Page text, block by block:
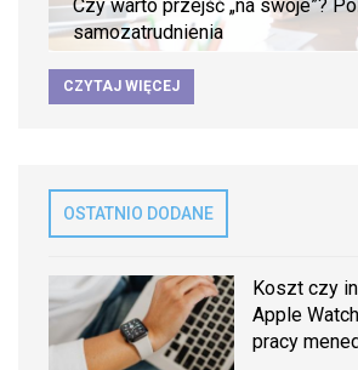
Czy warto przejść „na swoje”?
samozatrudnienia
CZYTAJ WIĘCEJ
OSTATNIO DODANE
Koszt czy
Apple
pracy